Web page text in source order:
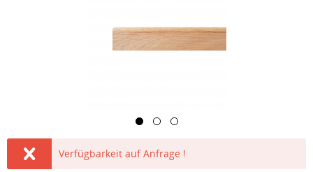
Verfügbarkeit auf Anfrage !